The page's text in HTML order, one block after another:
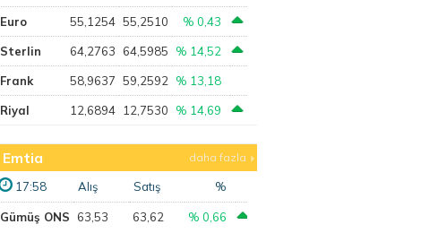
Euro 55,1254 55,2510 % 0,43
Sterlin 64,2763 64,5985 % 14,52
Frank 58,9637 59,2592 % 13,18
Riyal 12,6894 12,7530 % 14,69
Emtia daha fazla
17:58 Alış Satış %
Gümüş ONS 63,53 63,62
% 0,66